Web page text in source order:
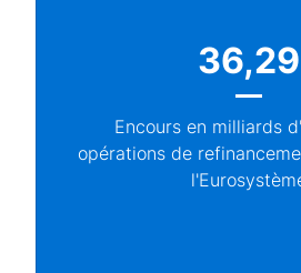
36,29
Encours en milliards
opérations de